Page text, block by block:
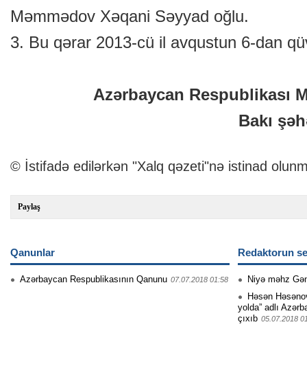
Məmmədov Xəqani Səyyad oğlu.
3. Bu qərar 2013-cü il avqustun 6-dan
Azərbaycan Respublikası
Bakı
© İstifadə edilərkən "Xalq qəzeti"nə istinad
Paylaş
Qanunlar
Azərbaycan Respublikasının Qanunu 07.07.2018 01:58
Redaktorun
Niyə məhz
Həsən
yolda” adlı
çıxıb 05.07.2018